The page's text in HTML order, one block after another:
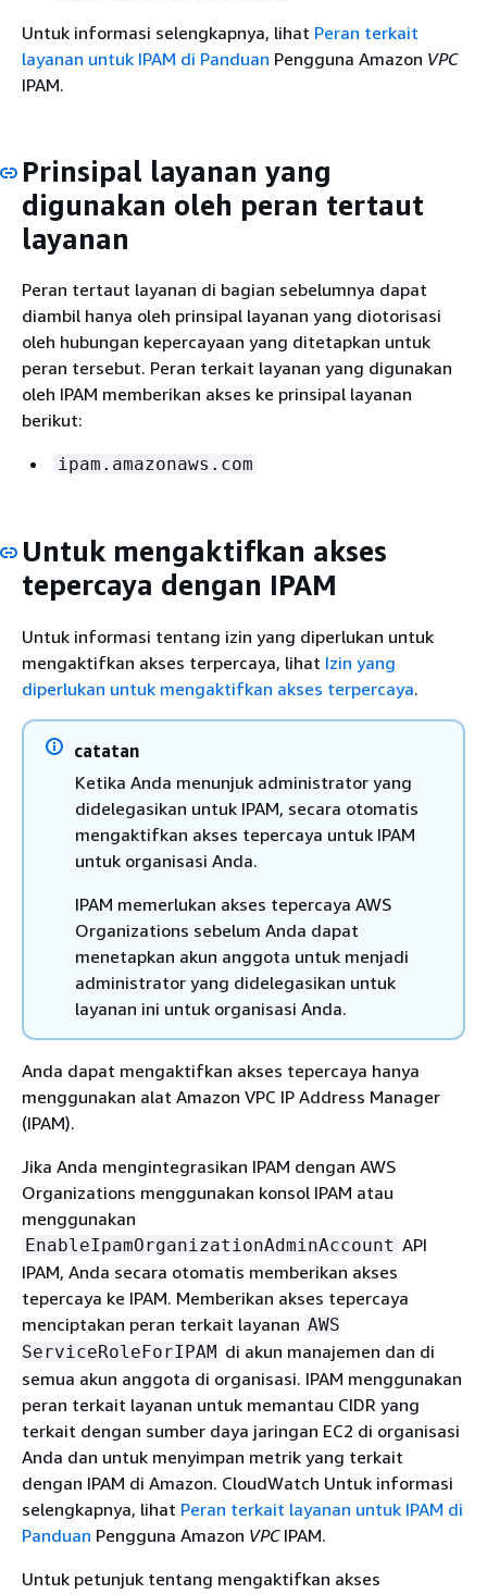
Untuk informasi selengkapnya, lihat Peran terkait
layanan untuk IPAM di Panduan Pengguna Amazon VPC
IPAM.
Prinsipal layanan yang
digunakan oleh peran tertaut
layanan
Peran tertaut layanan di bagian sebelumnya dapat
diambil hanya oleh prinsipal layanan yang diotorisasi
oleh hubungan kepercayaan yang ditetapkan untuk
peran tersebut. Peran terkait layanan yang digunakan
oleh IPAM memberikan akses ke prinsipal layanan
berikut:
ipam.amazonaws.com
Untuk mengaktifkan akses
tepercaya dengan IPAM
Untuk informasi tentang izin yang diperlukan untuk
mengaktifkan akses terpercaya, lihat Izin yang
diperlukan untuk mengaktifkan akses terpercaya.
catatan
Ketika Anda menunjuk administrator yang
didelegasikan untuk IPAM, secara otomatis
mengaktifkan akses tepercaya untuk IPAM
untuk organisasi Anda.
IPAM memerlukan akses tepercaya AWS
Organizations sebelum Anda dapat
menetapkan akun anggota untuk menjadi
administrator yang didelegasikan untuk
layanan ini untuk organisasi Anda.
Anda dapat mengaktifkan akses tepercaya hanya
menggunakan alat Amazon VPC IP Address Manager
(IPAM).
Jika Anda mengintegrasikan IPAM dengan AWS
Organizations menggunakan konsol IPAM atau
menggunakan
EnableIpamOrganizationAdminAccount API
IPAM, Anda secara otomatis memberikan akses
tepercaya ke IPAM. Memberikan akses tepercaya
menciptakan peran terkait layanan AWS
ServiceRoleForIPAM di akun manajemen dan di
semua akun anggota di organisasi. IPAM menggunakan
peran terkait layanan untuk memantau CIDR yang
terkait dengan sumber daya jaringan EC2 di organisasi
Anda dan untuk menyimpan metrik yang terkait
dengan IPAM di Amazon. CloudWatch Untuk informasi
selengkapnya, lihat Peran terkait layanan untuk IPAM di
Panduan Pengguna Amazon VPCIPAM.
Untuk petunjuk tentang mengaktifkan akses